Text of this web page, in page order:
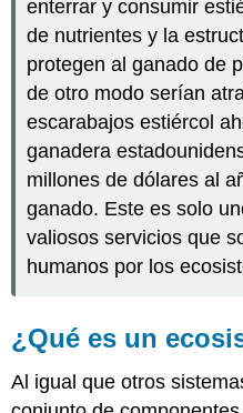
enterrar y consumir
de nutrientes y la
protegen al ganado de
de otro modo serían
escarabajos estiércol
ganadera
millones de dólares al
ganado. Este es solo
valiosos servicios que
humanos por los
¿Qué es un
Al igual que otros